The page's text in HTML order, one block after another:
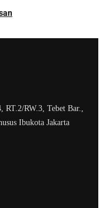
RT.2/RW.3, Tebet Bar.,
Ibukota Jakarta